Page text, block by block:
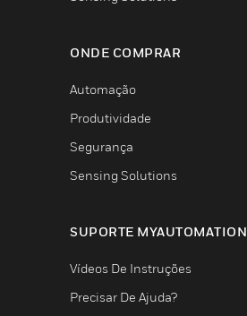
ONDE COMPRAR
Automação
Produtividade
Segurança
Sensing Solutions
SUPORTE MYAUTOMATION
Vídeos De Instruções
Precisar De Ajuda?